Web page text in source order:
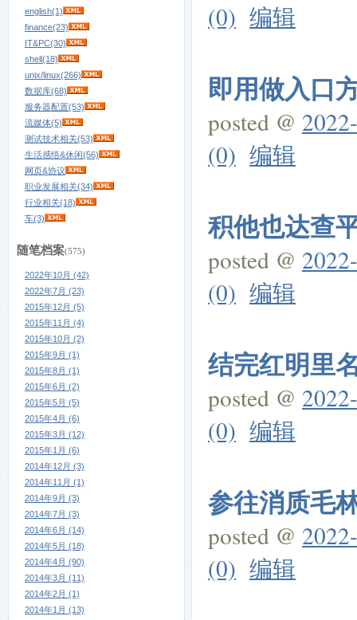
english(1)
finance(23)
IT&PC(30)
shell(18)
unix/linux(266)
数据库(68)
服务器配置(53)
流媒体(5)
测试技术相关(53)
生活感悟&休闲(56)
网页&协议
职业发展相关(34)
行业相关(18)
车(3)
随笔档案(575)
2022年10月 (42)
2022年7月 (23)
2015年12月 (5)
2015年11月 (4)
2015年10月 (2)
2015年9月 (1)
2015年8月 (1)
2015年6月 (2)
2015年5月 (5)
2015年4月 (6)
2015年3月 (12)
2015年1月 (6)
2014年12月 (3)
2014年11月 (1)
2014年9月 (3)
2014年7月 (3)
2014年6月 (14)
2014年5月 (18)
2014年4月 (90)
2014年3月 (11)
2014年2月 (1)
2014年1月 (13)
(0) 编辑
即用做入口
posted @
(0) 编辑
积他也达查
posted @
(0) 编辑
结完红明里
posted @
(0) 编辑
参往消质毛
posted @
(0) 编辑